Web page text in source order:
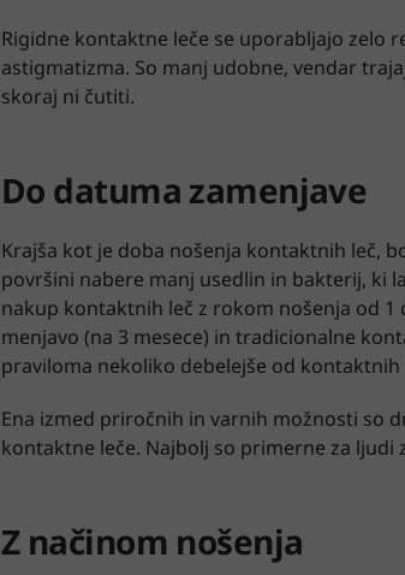
Rigidne kontaktne leče se uporabljajo zelo
astigmatizma. So manj udobne, vendar
skoraj ni čutiti.
Do datuma zamenjave
Krajša kot je doba nošenja kontaktnih leč,
površini nabere manj usedlin in bakterij, ki
nakup kontaktnih leč z rokom nošenja od
menjavo (na 3 mesece) in tradicionalne
praviloma nekoliko debelejše od
Ena izmed priročnih in varnih možnosti so
kontaktne leče. Najbolj so primerne za ljudi
Z načinom nošenja